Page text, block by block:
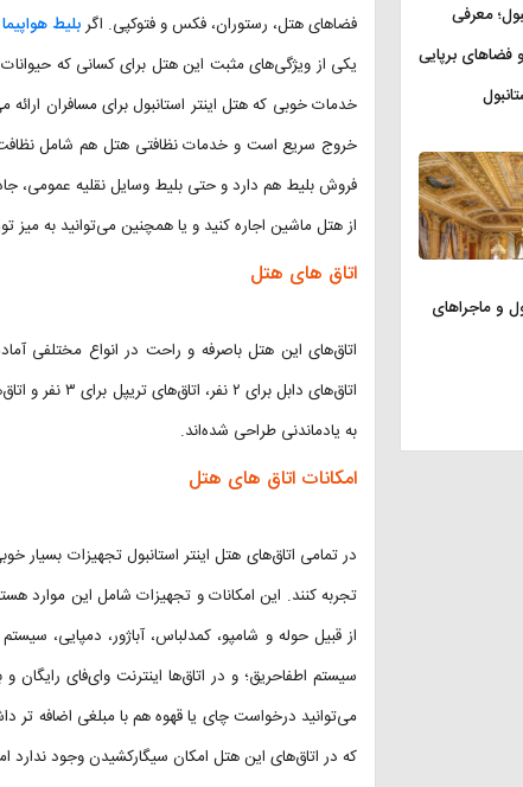
فضاهای هتل، رستوران، فکس و فتوکپی. اگربلیط
یکی از ویژگی‌های مثبت این هتل برای کسانی که
خروج سریع است و خدمات نظافتی هتل هم شامل نظافت
فروش بلیط هم دارد و حتی بلیط وسایل نقلیه عمومی،
از هتل ماشین اجاره کنید و یا همچنین می‌توانید به میز
اتاق های هتل
به یادماندنی طراحی شده‌اند.
امکانات اتاق های هتل
در تمامی اتاق‌های هتل اینتر استانبول تجهیزات
تجربه کنند. این امکانات و تجهیزات شامل این موارد
از قبیل حوله و شامپو، کمدلباس، آباژور، دمپایی،
سیستم اطفاحریق؛ و در اتاق‌ها اینترنت وای‌فای
می‌توانید درخواست چای یا قهوه هم با مبلغی اضافه تر
که در اتاق‌های این هتل امکان سیگار‌کشیدن وجود
معرفی
فضاهای برپایی
و ماجراهای